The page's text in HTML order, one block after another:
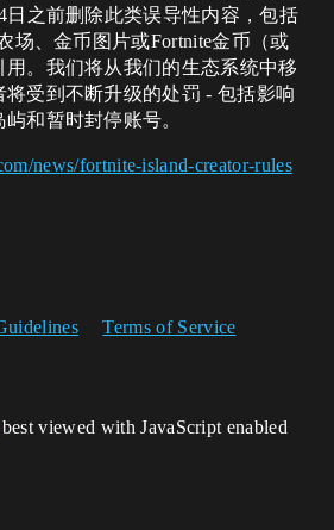
日之前删除此类误导性内容，包括
场、金币图片或Fortnite金币（或
。我们将从我们的生态系统中移
将受到不断升级的处罚 - 包括影响
和暂时封停账号。
news/fortnite-island-creator-rules
Terms of Service
viewed with JavaScript enabled